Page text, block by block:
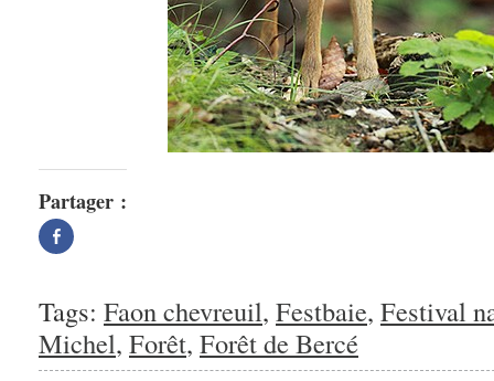
Partager :
Partager
sur
nouvelle
fenêtre)
Tags: Faon chevreuil, Festbaie, Festival
Michel, Forêt, Forêt de Bercé